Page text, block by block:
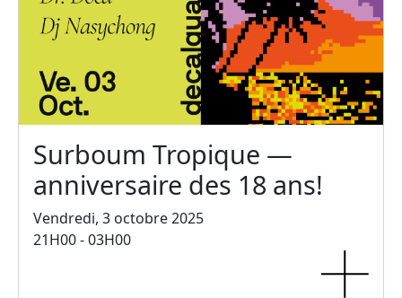
Surboum Tropique —
anniversaire des 18 ans!
Vendredi, 3 octobre 2025
21H00 - 03H00